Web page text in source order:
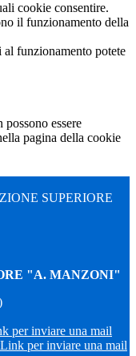
cookie consentire.
il funzionamento della
al funzionamento potete
essere
pagina della cookie
SUPERIORE
"A. MANZONI"
per inviare una mail
Link per inviare una mail